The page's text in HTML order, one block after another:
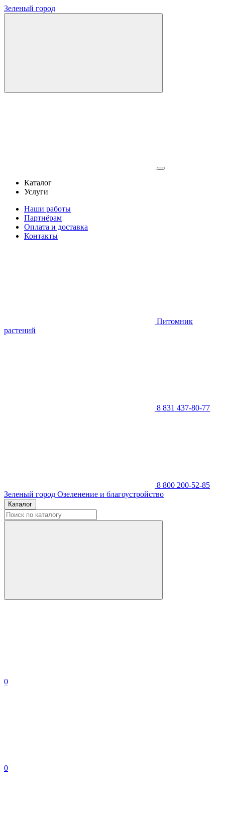
Зеленый город
Каталог
Услуги
Наши работы
Партнёрам
Оплата и доставка
Контакты
Питомник
растений
8 831 437-80-77
8 800 200-52-85
Зеленый город Озеленение и благоустройство
Каталог
0
0